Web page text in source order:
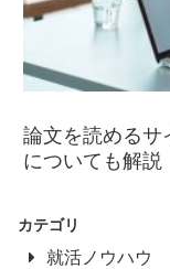
論文を読める
についても解説
カテゴリ
就活ノウハウ